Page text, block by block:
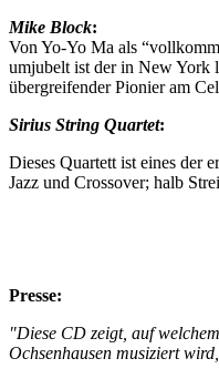
Mike Block:
Von Yo-Yo Ma als
umjubelt ist der in New York
übergreifender Pionier am
Sirius String Quartet:
Dieses Quartett ist eines der
Jazz und Crossover; halb
Presse:
"Diese CD zeigt, auf
Ochsenhausen musiziert